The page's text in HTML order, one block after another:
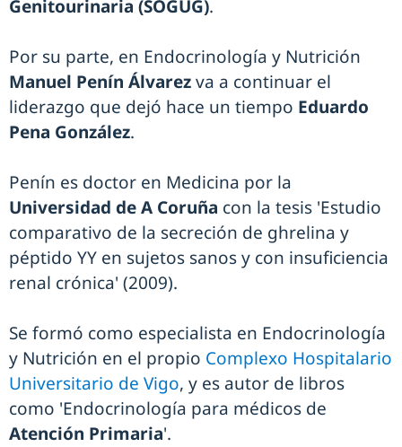
Genitourinaria (SOGUG).
Por su parte, en Endocrinología y Nutrición
Manuel Penín Álvarezva a continuar el
liderazgo que dejó hace un tiempo Eduardo
Pena González.
Penín es doctor en Medicina por la
Universidad de A Coruña con la tesis 'Estudio
comparativo de la secreción de ghrelina y
péptido YY en sujetos sanos y con insuficiencia
renal crónica' (2009).
Se formó como especialista en Endocrinología
y Nutrición en el propio Complexo Hospitalario
Universitario de Vigo, y es autor de libros
como 'Endocrinología para médicos de
Atención Primaria'.